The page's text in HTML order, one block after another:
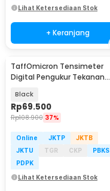
Lihat Ketersediaan Stok
+ Keranjang
TaffOmicron Tensimeter
Digital Pengukur Tekanan
Black
Rp69.500
Rp108.900 37%
Online JKTP
JKTB
JKTU
TGR CKP
PBKS
PDPK
Lihat Ketersediaan Stok